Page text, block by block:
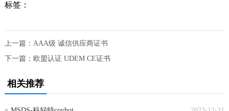
标签：
上一篇： AAA级 诚信供应商证书
下一篇： 欧盟认证 UDEM CE证书
相关推荐